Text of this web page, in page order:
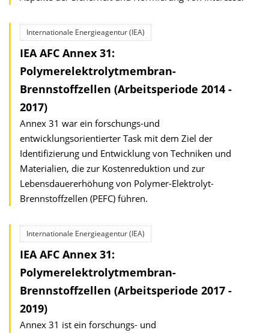
Internationale Energieagentur (IEA)
IEA AFC Annex 31:
Polymerelektrolytmembran-
Brennstoffzellen (Arbeitsperiode 2014 -
2017)
Annex 31 war ein forschungs-und
entwicklungsorientierter Task mit dem Ziel der
Identifizierung und Entwicklung von Techniken und
Materialien, die zur Kostenreduktion und zur
Lebensdauererhöhung von Polymer-Elektrolyt-
Brennstoffzellen (PEFC) führen.
Internationale Energieagentur (IEA)
IEA AFC Annex 31:
Polymerelektrolytmembran-
Brennstoffzellen (Arbeitsperiode 2017 -
2019)
Annex 31 ist ein forschungs- und